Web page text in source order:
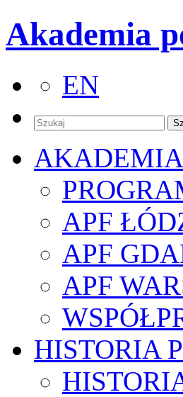
Akademia
EN
APF
APF
APF
HISTORIA